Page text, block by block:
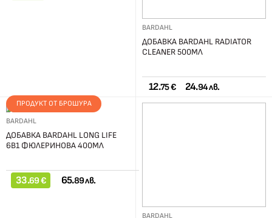
BARDAHL
ДОБАВКА BARDAHL RADIATOR
CLEANER 500МЛ
12.75 € 24.94 лв.
ПРОДУКТ ОТ БРОШУРА
BARDAHL
ДОБАВКА BARDAHL LONG LIFE
6В1 ФЮЛЕРИНОВА 400МЛ
33.69 € 65.89 лв.
BARDAHL